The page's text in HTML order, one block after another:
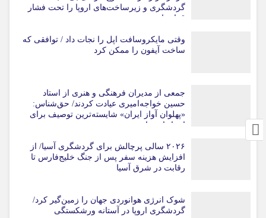
گردشگری و زیرساخت‌های اروپا را تحت فشار
قرار داد
وقتی مایکروسافت اپل را نجات داد / توافقی که
ساخت آیفون را ممکن کرد
جمعی از مدیران فرهنگی و هنری از استاد
حسین خواجه‌امیری عیادت کردند/ حق‌شناس:
«پهلوان آواز ایران» شایسته‌ترین توصیف برای
استاد ایرج است
۲۰۲۶ سالی پرچالش برای گردشگری آسیا/ از
افزایش هزینه سفر پس از جنگ خلیج‌فارس تا
رقابت در شرق آسیا
شوک انرژی هوانوردی جهان را زمین‌گیر کرد/
گردشگری اروپا در آستانه ورشکستگی